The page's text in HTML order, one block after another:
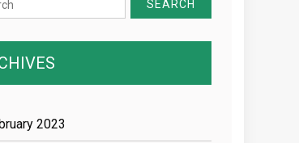
2023